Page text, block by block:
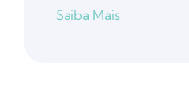
Saiba Mais